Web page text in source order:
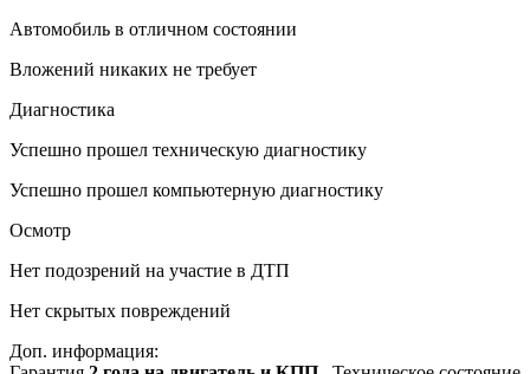
Автомобиль в отличном состоянии
Вложений никаких не требует
Диагностика
Успешно прошел техническую диагностику
Успешно прошел компьютерную диагностику
Осмотр
Нет подозрений на участие в ДТП
Нет скрытых повреждений
Доп. информация: